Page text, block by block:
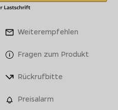
Weiterempfehlen
Fragen zum Produkt
Rückrufbitte
Preisalarm